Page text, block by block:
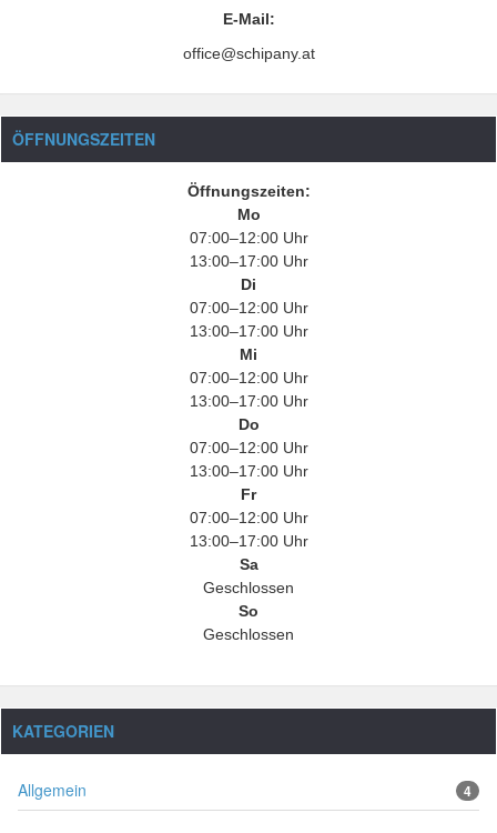
E-Mail:
office@schipany.at
ÖFFNUNGSZEITEN
Öffnungszeiten:
Mo
07:00–12:00 Uhr
13:00–17:00 Uhr
Di
07:00–12:00 Uhr
13:00–17:00 Uhr
Mi
07:00–12:00 Uhr
13:00–17:00 Uhr
Do
07:00–12:00 Uhr
13:00–17:00 Uhr
Fr
07:00–12:00 Uhr
13:00–17:00 Uhr
Sa
Geschlossen
So
Geschlossen
KATEGORIEN
Allgemein 4